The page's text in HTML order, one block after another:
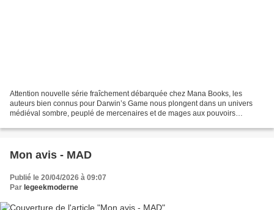
Attention nouvelle série fraîchement débarquée chez Mana Books, les
auteurs bien connus pour Darwin’s Game nous plongent dans un univers
médiéval sombre, peuplé de mercenaires et de mages aux pouvoirs
Mon avis - MAD
Publié le 20/04/2026 à 09:07
Par legeekmoderne